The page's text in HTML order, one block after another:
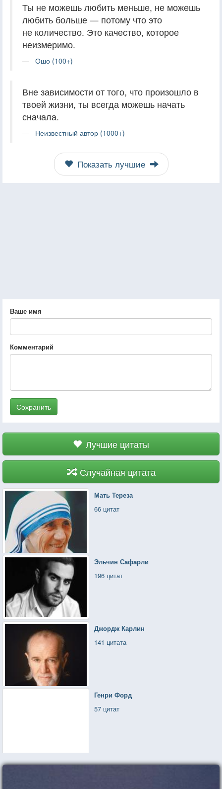
Ты не можешь любить меньше, не можешь
любить больше — потому что это
не количество. Это качество, которое
неизмеримо.
Ошо (100+)
Вне зависимости от того, что произошло в
твоей жизни, ты всегда можешь начать
сначала.
Неизвестный автор (1000+)
Показать лучшие
Ваше имя
Комментарий
Сохранить
Лучшие цитаты
Случайная цитата
Мать Тереза
66 цитат
Эльчин Сафарли
196 цитат
Джордж Карлин
141 цитата
Генри Форд
57 цитат